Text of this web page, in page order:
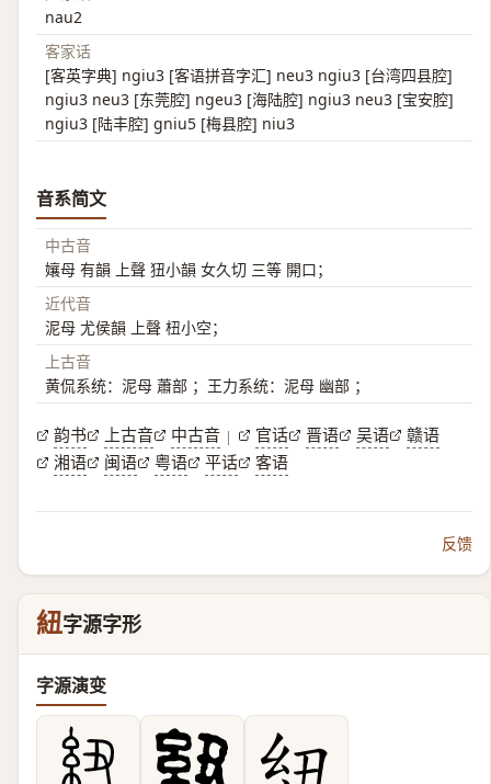
nau2
客家话
[客英字典] ngiu3 [客语拼音字汇] neu3 ngiu3 [台湾四县腔]
ngiu3 neu3 [东莞腔] ngeu3 [海陆腔] ngiu3 neu3 [宝安腔]
ngiu3 [陆丰腔] gniu5 [梅县腔] niu3
音系简文
中古音
孃母 有韻 上聲 狃小韻 女久切 三等 開口；
近代音
泥母 尤侯韻 上聲 杻小空；
上古音
黄侃系统：泥母 蕭部 ；王力系统：泥母 幽部 ；
韵书 上古音 中古音 | 官话 晋语 吴语
赣语
湘语
闽语 粤语 平话 客语
反馈
紐字源字形
字源演变